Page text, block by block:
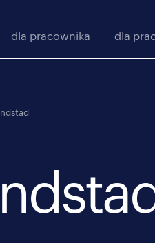
dla pracownika dla